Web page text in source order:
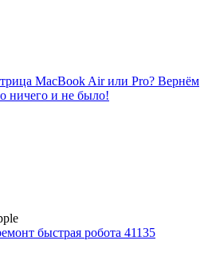
MacBook Air или Pro? Вернём
ничего и не было!
быстрая робота 41135